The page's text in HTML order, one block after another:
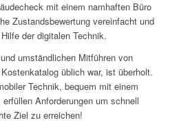
mit einem namhaften Büro
Zustandsbewertung vereinfacht und
der digitalen Technik.
umständlichen Mitführen von
üblich war, ist überholt.
Technik, bequem mit einem
Anforderungen um schnell
Ziel zu erreichen!